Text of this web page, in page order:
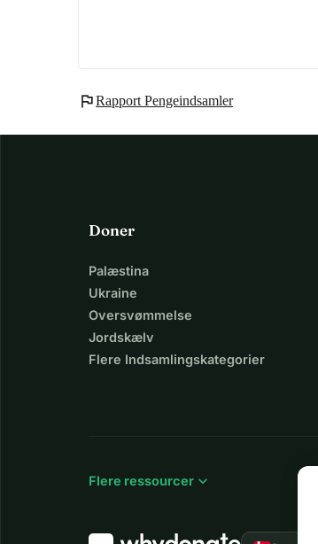
flagRapport Pengeindsamler
Doner
Palæstina
Ukraine
Oversvømmelse
Jordskælv
Flere Indsamlingskategorier
Flere ressourcer expand_more